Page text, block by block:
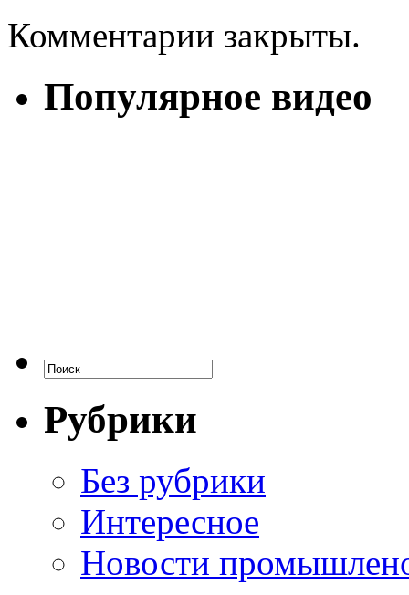
Комментарии закрыты.
Популярное видео
Рубрики
Без рубрики
Интересное
Новости